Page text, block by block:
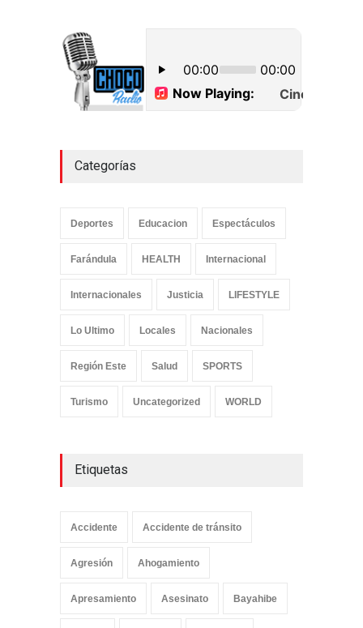
Categorías
Deportes Educacion Espectáculos
Farándula HEALTH Internacional
Internacionales Justicia LIFESTYLE
Lo Ultimo Locales Nacionales
Región Este Salud SPORTS
Turismo Uncategorized WORLD
Etiquetas
Accidente Accidente de tránsito
Agresión Ahogamiento
Apresamiento Asesinato Bayahibe